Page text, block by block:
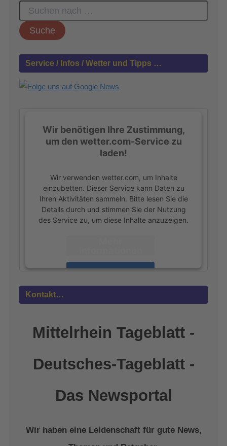
c
h
n
c
Service / Infos / Wetter und Tipps …
Wir benötigen Ihre Zustimmung,
um den wetter.com-Service zu
laden!
Wir verwenden wetter.com, um Inhalte
einzubetten. Dieser Service kann Daten zu
Ihren Aktivitäten sammeln. Bitte lesen Sie die
Details durch und stimmen Sie der Nutzung
des Service zu, um diese Inhalte anzuzeigen.
Akzeptieren
Kontakt…
Mittelrhein Tageblatt -
Deutsches-Tageblatt -
Das Newsportal
Wir haben eine Leidenschaft für gute News,